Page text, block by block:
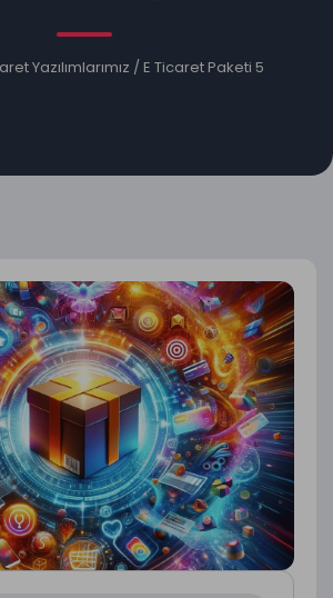
Yazılımlarımız / E Ticaret Paketi 5